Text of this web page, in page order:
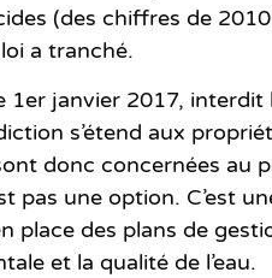
(des chiffres de
a tranché.
1er janvier 2017, interdit
s’étend aux
donc concernées au
pas une option. C’est
des plans de
et la qualité de l’eau.